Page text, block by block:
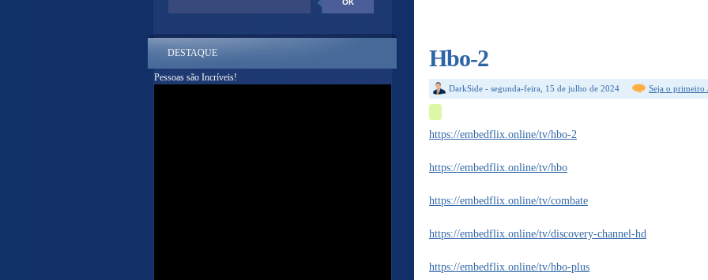
Hbo-2
DarkSide - segunda-feira, 15 de julho de 2024 Seja o primeiro
https://embedflix.online/tv/hbo-2
https://embedflix.online/tv/hbo
https://embedflix.online/tv/combate
https://embedflix.online/tv/discovery-channel-hd
https://embedflix.online/tv/hbo-plus
DESTAQUE
Pessoas são Incríveis!